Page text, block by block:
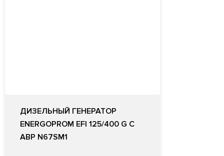
ДИЗЕЛЬНЫЙ ГЕНЕРАТОР
ENERGOPROM EFI 125/400 G С
АВР N67SM1